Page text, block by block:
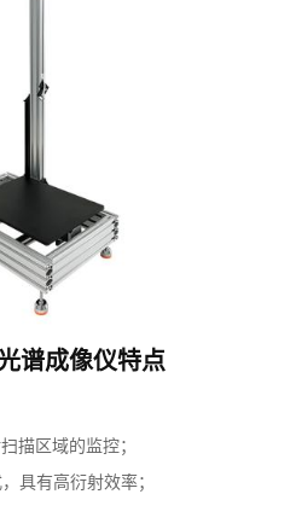
谱成像仪特点
描区域的监控；
具有高衍射效率；